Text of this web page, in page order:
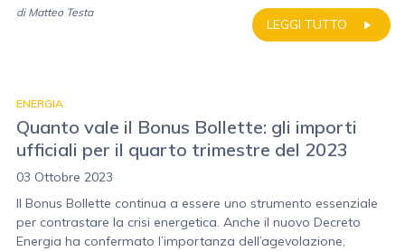
LEGGI TUTTO
di Matteo Testa
ENERGIA
Quanto vale il Bonus Bollette: gli importi
ufficiali per il quarto trimestre del 2023
03 Ottobre 2023
Il Bonus Bollette continua a essere uno strumento essenziale
per contrastare la crisi energetica. Anche il nuovo Decreto
Energia ha confermato l’importanza dell’agevolazione,